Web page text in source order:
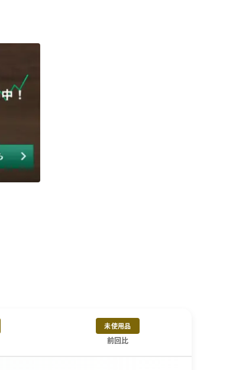
未使用品
前回比